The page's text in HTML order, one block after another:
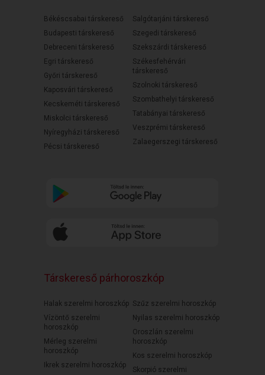
Békéscsabai társkereső
Budapesti társkereső
Debreceni társkereső
Egri társkereső
Győri társkereső
Kaposvári társkereső
Kecskeméti társkereső
Miskolci társkereső
Nyíregyházi társkereső
Pécsi társkereső
Salgótarjáni társkereső
Szegedi társkereső
Szekszárdi társkereső
Székesfehérvári
társkereső
Szolnoki társkereső
Szombathelyi társkereső
Tatabányai társkereső
Veszprémi társkereső
Zalaegerszegi társkereső
Társkereső párhoroszkóp
Halak szerelmi horoszkóp
Vízöntő szerelmi
horoszkóp
Mérleg szerelmi
horoszkóp
Ikrek szerelmi horoszkóp
Szűz szerelmi horoszkóp
Nyilas szerelmi horoszkóp
Oroszlán szerelmi
horoszkóp
Kos szerelmi horoszkóp
Skorpió szerelmi